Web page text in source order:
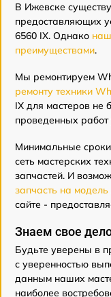
В Ижевске
предоставляющих
6560 IX. Однако
преимуществами.
Мы ремонтируем
ремонту техники
IX для мастеров не
проведенных работ
Минимальные
сеть мастерских
запчастей. И
запчасть на модель
сайте -
Знаем свое
Будьте уверены в
с уверенностью
данным наших
наиболее